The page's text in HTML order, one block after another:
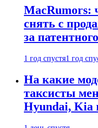
MacRumors:
снять с
за
1 год спустя1 год
На какие
таксисты
Hyundai, Kia